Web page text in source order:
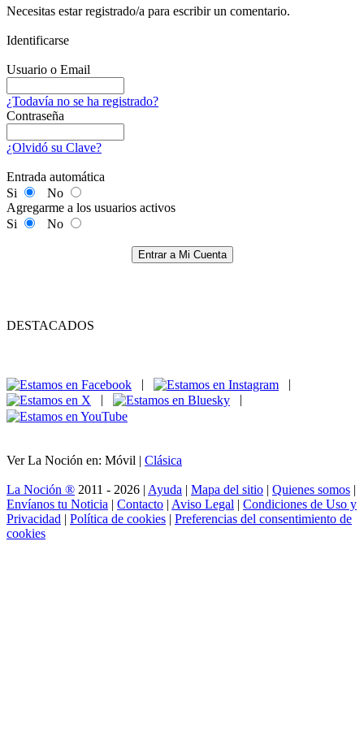
Necesitas estar registrado/a para escribir un comentario.
Identificarse
Usuario o Email
¿Todavía no se ha registrado?
Contraseña
¿Olvidó su Clave?
Entrada automática
Si
No
Agregarme a los usuarios activos
Si
No
Entrar a Mi Cuenta
DESTACADOS
|
|
|
|
Ver La Noción en: Móvil | Clásica
La Noción ® 2011 - 2026 | Ayuda | Mapa del sitio | Quienes somos |
Envíanos tu Noticia | Contacto | Aviso Legal | Condiciones de Uso y
Privacidad | Política de cookies | Preferencias del consentimiento de
cookies